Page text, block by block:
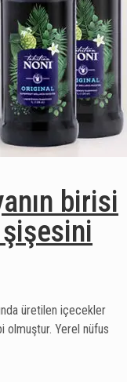
birisi
üretilen içecekler
olmuştur. Yerel nüfus